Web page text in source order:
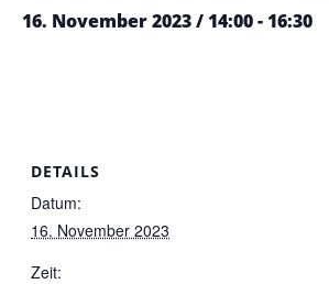
16. November 2023 / 14:00-16:30
DETAILS
Datum:
16. November 2023
Zeit: